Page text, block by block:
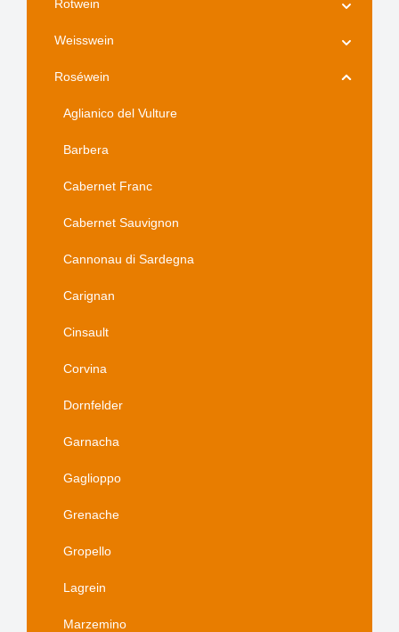
Rotwein
Weisswein
Roséwein
Aglianico del Vulture
Barbera
Cabernet Franc
Cabernet Sauvignon
Cannonau di Sardegna
Carignan
Cinsault
Corvina
Dornfelder
Garnacha
Gaglioppo
Grenache
Gropello
Lagrein
Marzemino